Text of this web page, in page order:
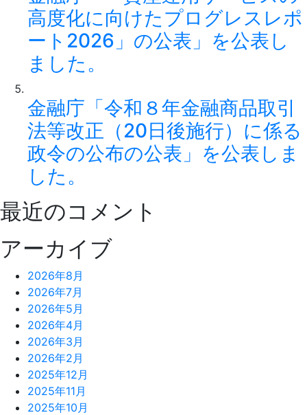
高度化に向けたプログレスレポ
ート2026」の公表」を公表し
ました。
金融庁「令和８年金融商品取引
法等改正（20日後施行）に係る
政令の公布の公表」を公表しま
した。
最近のコメント
アーカイブ
2026年8月
2026年7月
2026年5月
2026年4月
2026年3月
2026年2月
2025年12月
2025年11月
2025年10月